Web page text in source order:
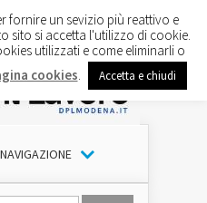
fornire un sevizio più reattivo e
sito si accetta l'utilizzo di cookie.
utilizzati e come eliminarli o
cookies Accetta e chiudi